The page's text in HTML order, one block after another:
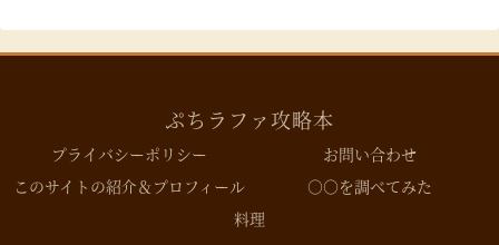
ぷちラファ攻略本
プライバシーポリシー
お問い合わせ
このサイトの紹介＆プロフィール
○○を調べてみた
料理